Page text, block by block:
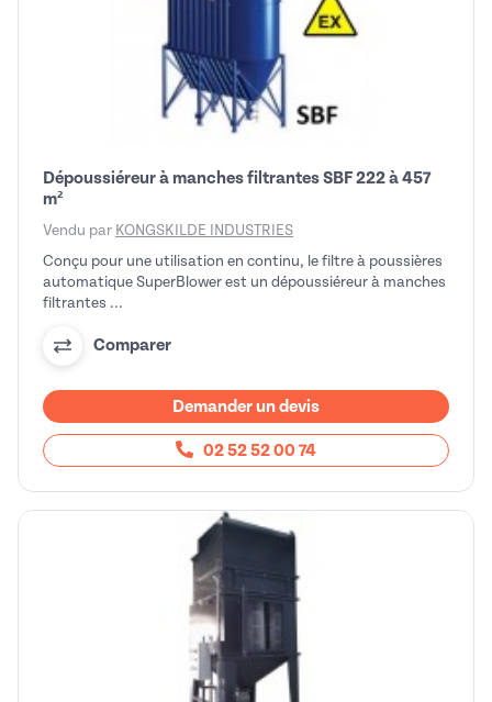
Dépoussiéreur à manches filtrantes SBF 222 à 457
m²
Vendu par KONGSKILDE INDUSTRIES
Conçu pour une utilisation en continu, le filtre à poussières
automatique SuperBlower est un dépoussiéreur à manches
filtrantes ...
Comparer
Demander un devis
02 52 52 00 74